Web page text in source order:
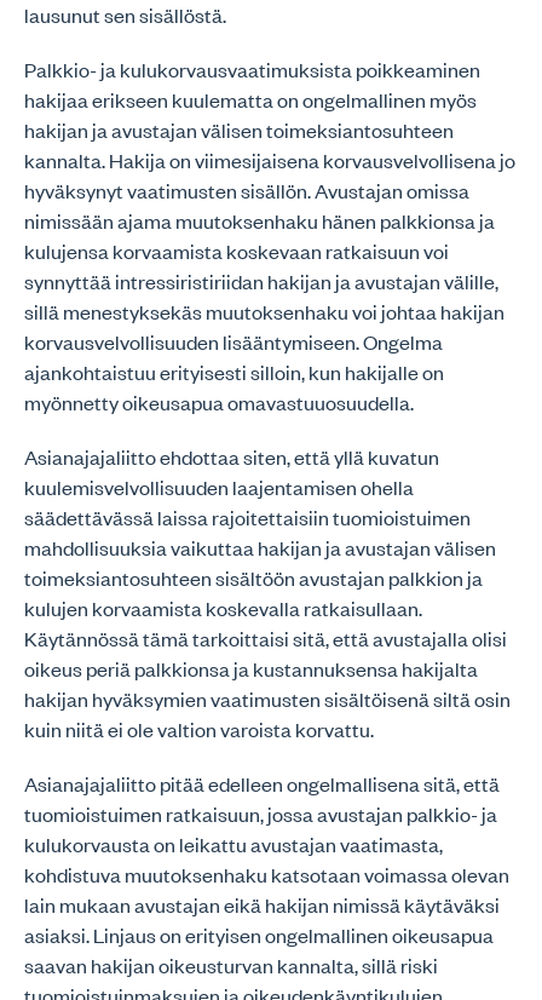
lausunut sen sisällöstä.
Palkkio- ja kulukorvausvaatimuksista poikkeaminen
hakijaa erikseen kuulematta on ongelmallinen myös
hakijan ja avustajan välisen toimeksiantosuhteen
kannalta. Hakija on viimesijaisena korvausvelvollisena jo
hyväksynyt vaatimusten sisällön. Avustajan omissa
nimissään ajama muutoksenhaku hänen palkkionsa ja
kulujensa korvaamista koskevaan ratkaisuun voi
synnyttää intressiristiriidan hakijan ja avustajan välille,
sillä menestyksekäs muutoksenhaku voi johtaa hakijan
korvausvelvollisuuden lisääntymiseen. Ongelma
ajankohtaistuu erityisesti silloin, kun hakijalle on
myönnetty oikeusapua omavastuuosuudella.
Asianajajaliitto ehdottaa siten, että yllä kuvatun
kuulemisvelvollisuuden laajentamisen ohella
säädettävässä laissa rajoitettaisiin tuomioistuimen
mahdollisuuksia vaikuttaa hakijan ja avustajan välisen
toimeksiantosuhteen sisältöön avustajan palkkion ja
kulujen korvaamista koskevalla ratkaisullaan.
Käytännössä tämä tarkoittaisi sitä, että avustajalla olisi
oikeus periä palkkionsa ja kustannuksensa hakijalta
hakijan hyväksymien vaatimusten sisältöisenä siltä osin
kuin niitä ei ole valtion varoista korvattu.
Asianajajaliitto pitää edelleen ongelmallisena sitä, että
tuomioistuimen ratkaisuun, jossa avustajan palkkio- ja
kulukorvausta on leikattu avustajan vaatimasta,
kohdistuva muutoksenhaku katsotaan voimassa olevan
lain mukaan avustajan eikä hakijan nimissä käytäväksi
asiaksi. Linjaus on erityisen ongelmallinen oikeusapua
saavan hakijan oikeusturvan kannalta, sillä riski